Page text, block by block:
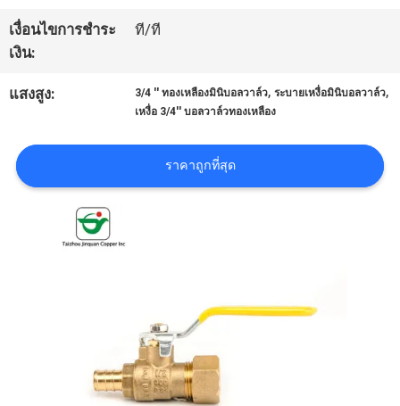
ควบคุม
คุณภาพ
ติดต่อ
เรา
เงื่อนไขการชำระ
เงิน:
ที/ที
แสงสูง: 3/4 '' ทองเหลืองมินิบอลวาล์ว,ระบายเหงื่อมินิบอลวาล์ว,
เหงื่อ 3/4'' บอลวาล์วทองเหลือง
ราคาถูกที่สุด